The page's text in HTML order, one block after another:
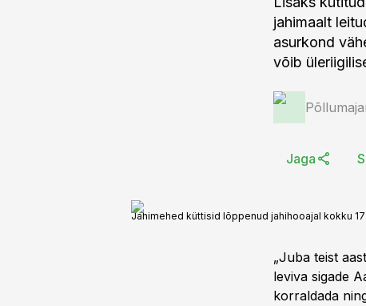
jahimaalt
asurkond
võib
Jaga
Jahimehed küttisid lõppenud jahihooajal kokku
„Juba teist
leviva sigade
korraldada